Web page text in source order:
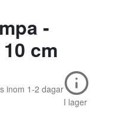
-
cm
inom 1-2 dagar
I lager